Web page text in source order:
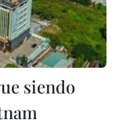
siendo